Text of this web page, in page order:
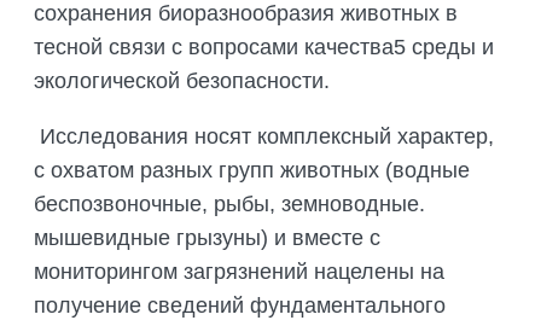
сохранения биоразнообразия животных в
тесной связи с вопросами качества5 среды и
экологической безопасности.
Исследования носят комплексный характер,
с охватом разных групп животных (водные
беспозвоночные, рыбы, земноводные.
мышевидные грызуны) и вместе с
мониторингом загрязнений нацелены на
получение сведений фундаментального